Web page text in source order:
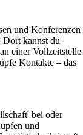
und Konferenzen
kannst du
einer Vollzeitstelle
Kontakte – das
bei oder
und